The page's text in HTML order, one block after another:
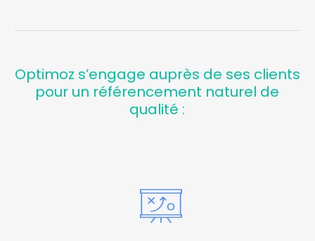
Optimoz s’engage auprès de ses clients
pour un référencement naturel de
qualité :